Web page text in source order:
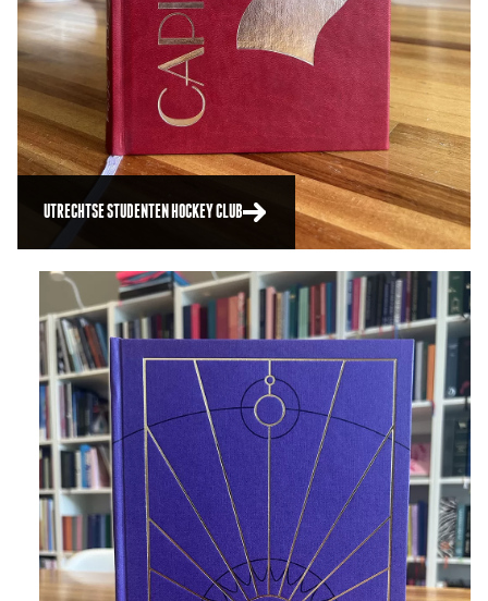
UTRECHTSE STUDENTEN HOCKEY CLUB